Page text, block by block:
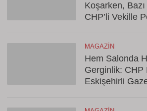
Koşarken,
CHP’li Vekille
MAGAZIN
Hem Salonda
Gerginlik: CHP
Eskişehirli